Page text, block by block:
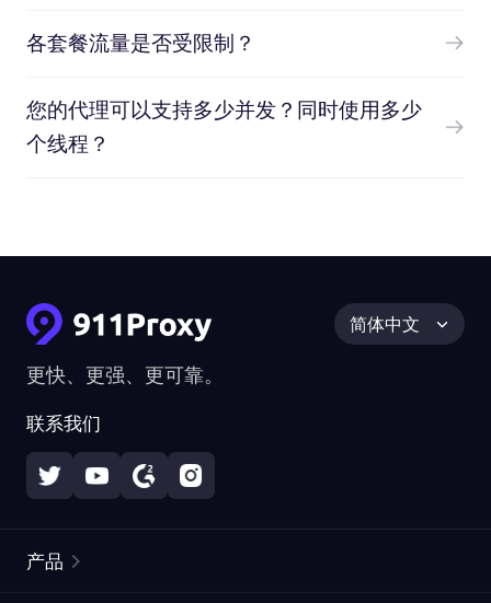
各套餐流量是否受限制？
您的代理可以支持多少并发？同时使用多少
个线程？
更快、更强、更可靠。
联系我们
简体中文
产品